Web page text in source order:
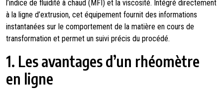
l’indice de fluidité à chaud (MFI) et la viscosité. Intégré directement
à la ligne d’extrusion, cet équipement fournit des informations
instantanées sur le comportement de la matière en cours de
transformation et permet un suivi précis du procédé.
1. Les avantages d’un rhéomètre
en ligne